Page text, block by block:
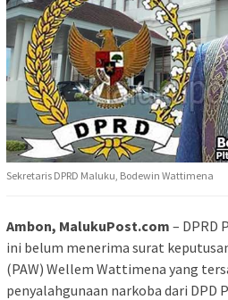
Sekretaris DPRD Maluku, Bodewin Wattimena
Ambon, MalukuPost.com – DPRD
ini belum menerima surat
(PAW) Wellem Wattimena yang
penyalahgunaan narkoba dari DPD